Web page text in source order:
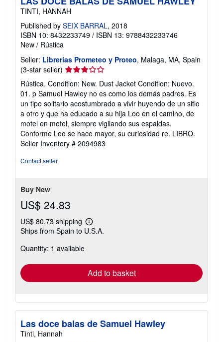
TINTI, HANNAH
Published by SEIX BARRAL, 2018
ISBN 10: 8432233749 / ISBN 13: 9788432233746
New / Rústica
Seller: Librerias Prometeo y Proteo, Malaga, MA, Spain
(3-star seller) Seller
3
out
of
5
stars
Rústica. Condition: New. Dust Jacket Condition: Nuevo.
01. p Samuel Hawley no es como los demás padres. Es
un tipo solitario acostumbrado a vivir huyendo de un sitio
a otro y que ha educado a su hija Loo en el camino, de
motel en motel, siempre vigilando sus espaldas.
Conforme Loo se hace mayor, su curiosidad re. LIBRO.
Seller Inventory # 2094983
Contact seller
Buy New
US$ 24.83
US$ 80.73 shipping
Learn
more
Ships from Spain to U.S.A.
Quantity: 1 available
Add to basket
Las doce balas de Samuel Hawley
Tinti, Hannah